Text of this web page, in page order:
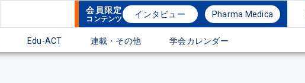
会員限定
コンテンツ インタビュー Pharma Medica
Edu-ACT 連載・その他 学会カレンダー